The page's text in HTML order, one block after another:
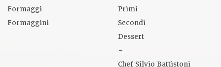
Formaggi
Formaggini
Primi
Secondi
Dessert
–
Chef Silvio Battistoni